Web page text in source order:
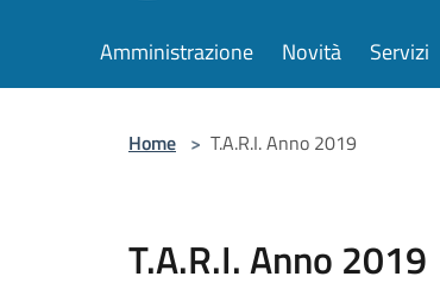
Amministrazione Novità Servizi
Home > T.A.R.I. Anno 2019
T.A.R.I. Anno 2019